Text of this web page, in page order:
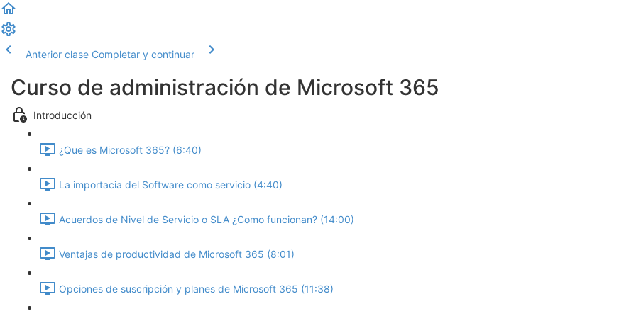
Anterior clase Completar y continuar
Curso de administración de Microsoft 365
Introducción
¿Que es Microsoft 365? (6:40)
La importacia del Software como servicio (4:40)
Acuerdos de Nivel de Servicio o SLA ¿Como funcionan? (14:00)
Ventajas de productividad de Microsoft 365 (8:01)
Opciones de suscripción y planes de Microsoft 365 (11:38)